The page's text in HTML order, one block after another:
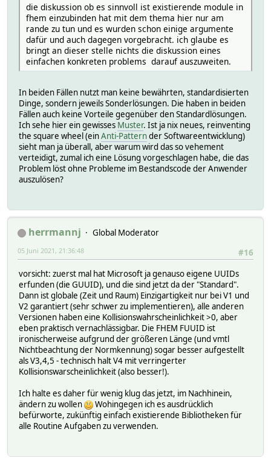
die diskussion ob es sinnvoll ist existierende module in
fhem einzubinden hat mit dem thema hier nur am
rande zu tun und es wurden schon einige argumente
dafür und auch dagegen vorgebracht. ich glaube es
bringt an dieser stelle nichts die diskussion eines
einfachen konkreten problems darauf auszuweiten.
In beiden Fällen nutzt man keine bewährten, standardisierten
Dinge, sondern jeweils Sonderlösungen. Die haben in beiden
Fällen auch keine Vorteile gegenüber den Standardlösungen.
Ich sehe hier ein gewisses Muster. Ist ja nix neues, reinventing
the square wheel (einAnti-Patternder Softwareentwicklung)
sieht man ja überall, aber warum wird das so vehement
verteidigt, zumal ich eine Lösung vorgeschlagen habe, die das
Problem löst ohne Probleme im Bestandscode der Anwender
auszulösen?
herrmannj
Global Moderator
#16
05 Juni 2021, 21:36:48
vorsicht: zuerst mal hat Microsoft ja genauso eigene UUIDs
erfunden (die GUUID), und die sind jetzt da der "Standard".
Dann ist globale (Zeit und Raum) Einzigartigkeit nur bei V1 und
V2 garantiert (sehr schwer zu implementieren), alle anderen
Versionen haben eine Kollisionswahrscheinlichkeit >0, aber
eben praktisch vernachlässigbar. Die FHEM FUUID ist
ironischerweise aufgrund der größeren Länge (und vmtl
Nichtbeachtung der Normkennung) sogar besser aufgestellt
als V3,4,5 - technisch halt V4 mit verringerter
Kollisionswarscheinlichkeit (also besser!).
Ich halte es daher für wenig klug das jetzt, im Nachhinein,
ändern zu wollen
Wohingegen ich es ausdrücklich
befürworte, zukünftig einfach existierende Bibliotheken für
alle Routine Aufgaben zu verwenden.